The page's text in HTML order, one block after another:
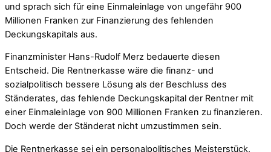
und sprach sich für eine Einmaleinlage von ungefähr 900
Millionen Franken zur Finanzierung des fehlenden
Deckungskapitals aus.
Finanzminister Hans-Rudolf Merz bedauerte diesen
Entscheid. Die Rentnerkasse wäre die finanz- und
sozialpolitisch bessere Lösung als der Beschluss des
Ständerates, das fehlende Deckungskapital der Rentner mit
einer Einmaleinlage von 900 Millionen Franken zu finanzieren.
Doch werde der Ständerat nicht umzustimmen sein.
Die Rentnerkasse sei ein personalpolitisches Meisterstück,